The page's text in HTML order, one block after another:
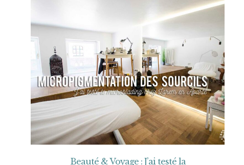
Beauté & Voyage : J’ai testé la